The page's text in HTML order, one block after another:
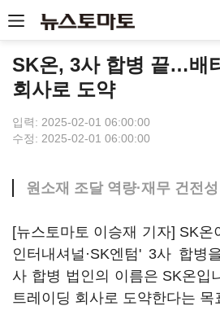
SK온, 3사 합병 끝…배
회사로 도약
입력: 2025-02-01 06:00:00
수정: 2025-02-01 06:00:00
원소재 조달 역량·재무 건전
[뉴스토마토 이승재 기자] SK온
인터내셔널·SK엔텀' 3사 합병
사 합병 법인의 이름은 SK온입
트레이딩 회사로 도약한다는 목